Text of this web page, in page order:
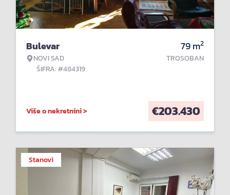
Bulevar
NOVI SAD
ŠIFRA: #484319
79m2
TROSOBAN
Više o nekretnini > €203.430
Stanovi